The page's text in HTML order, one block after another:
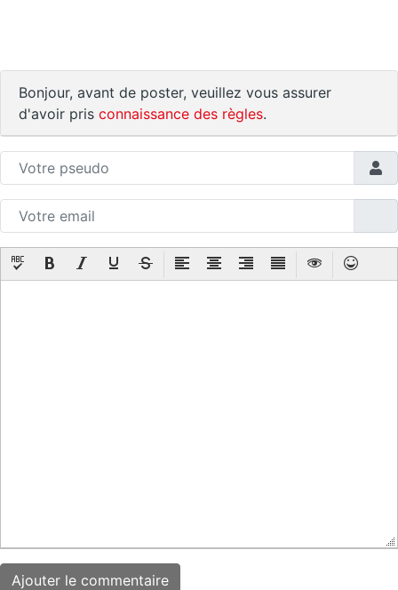
Bonjour, avant de poster, veuillez vous assurer
d'avoir pris connaissance des règles.